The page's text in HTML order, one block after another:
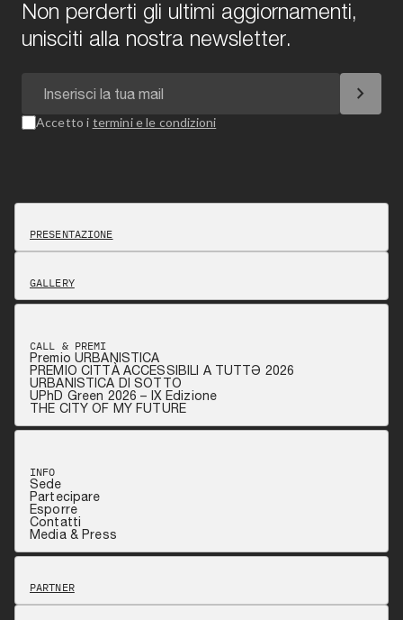
Non perderti gli ultimi aggiornamenti,
unisciti alla nostra newsletter.
chevron_right
Accetto i termini e le condizioni
PRESENTAZIONE
GALLERY
CALL & PREMI
Premio URBANISTICA
PREMIO CITTÀ ACCESSIBILI A TUTTƏ 2026
URBANISTICA DI SOTTO
UPhD Green 2026 – IX Edizione
THE CITY OF MY FUTURE
INFO
Sede
Partecipare
Esporre
Contatti
Media & Press
PARTNER